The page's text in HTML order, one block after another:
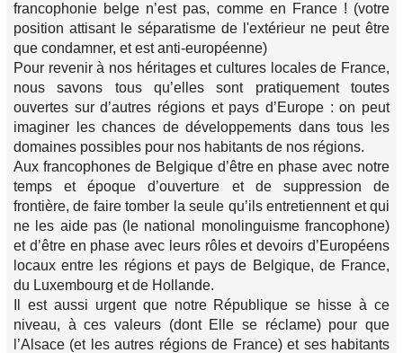
francophonie belge n’est pas, comme en France ! (votre
position attisant le séparatisme de l'extérieur ne peut être
que condamner, et est anti-européenne)
Pour revenir à nos héritages et cultures locales de France,
nous savons tous qu’elles sont pratiquement toutes
ouvertes sur d’autres régions et pays d’Europe : on peut
imaginer les chances de développements dans tous les
domaines possibles pour nos habitants de nos régions.
Aux francophones de Belgique d’être en phase avec notre
temps et époque d’ouverture et de suppression de
frontière, de faire tomber la seule qu’ils entretiennent et qui
ne les aide pas (le national monolinguisme francophone)
et d’être en phase avec leurs rôles et devoirs d’Européens
locaux entre les régions et pays de Belgique, de France,
du Luxembourg et de Hollande.
Il est aussi urgent que notre République se hisse à ce
niveau, à ces valeurs (dont Elle se réclame) pour que
l’Alsace (et les autres régions de France) et ses habitants